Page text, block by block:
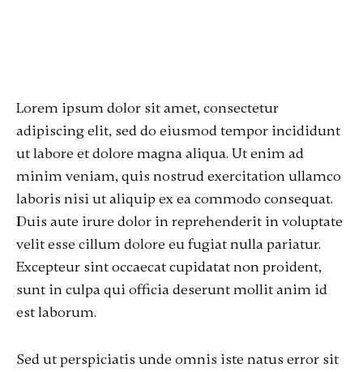
Lorem ipsum dolor sit amet, consectetur
adipiscing elit, sed do eiusmod tempor incididunt
ut labore et dolore magna aliqua. Ut enim ad
minim veniam, quis nostrud exercitation ullamco
laboris nisi ut aliquip ex ea commodo consequat.
Duis aute irure dolor in reprehenderit in voluptate
velit esse cillum dolore eu fugiat nulla pariatur.
Excepteur sint occaecat cupidatat non proident,
sunt in culpa qui officia deserunt mollit anim id
est laborum.
Sed ut perspiciatis unde omnis iste natus error sit